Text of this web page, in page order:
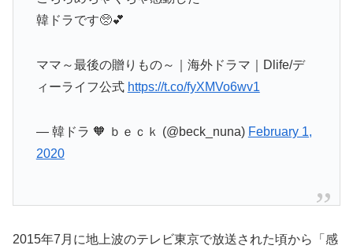
韓ドラです🥺💕
ママ～最後の贈りもの～｜海外ドラマ｜Dlife/デ
ィーライフ公式 https://t.co/fyXMVo6wv1
— 韓ドラ 🧡 ｂｅｃｋ (@beck_nuna) February 1,
2020
2015年7月に地上波のテレビ東京で放送された頃から「感